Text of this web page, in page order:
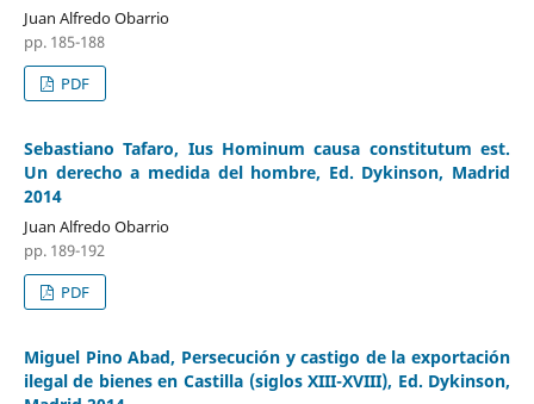
Juan Alfredo Obarrio
pp. 185-188
PDF
Sebastiano Tafaro, Ius Hominum causa constitutum est.
Un derecho a medida del hombre, Ed. Dykinson, Madrid
2014
Juan Alfredo Obarrio
pp. 189-192
PDF
Miguel Pino Abad, Persecución y castigo de la exportación
ilegal de bienes en Castilla (siglos XIII-XVIII), Ed. Dykinson,